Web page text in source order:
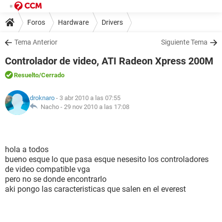
Foros Hardware Drivers
Tema Anterior Siguiente Tema
Controlador de video, ATI Radeon Xpress 200M
Resuelto/Cerrado
droknaro - 3 abr 2010 a las 07:55
Nacho - 29 nov 2010 a las 17:08
hola a todos
bueno esque lo que pasa esque nesesito los controladores
de video compatible vga
pero no se donde encontrarlo
aki pongo las caracteristicas que salen en el everest